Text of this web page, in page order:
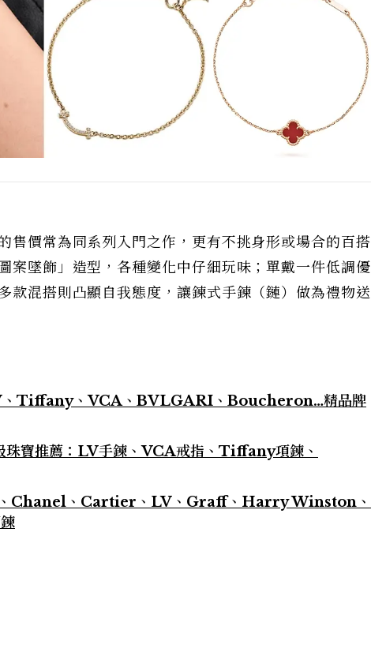
售價常為同系列入門之作，更有不挑身形或場合的百搭
案墜飾」造型，各種變化中仔細玩味；單戴一件低調優
款混搭則凸顯自我態度，讓鍊式手鍊（鏈）做為禮物送
、Tiffany、VCA、BVLGARI、Boucheron…精品牌
珠寶推薦：LV手鍊、VCA戒指、Tiffany項鍊、
、Chanel、Cartier、LV、Graff、Harry Winston、